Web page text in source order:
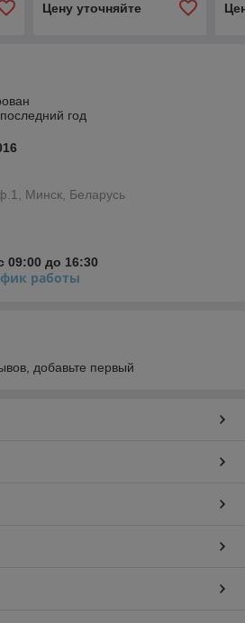
Цену уточняйте
год
Минск, Беларусь
09:00 до 16:30
работы
добавьте первый